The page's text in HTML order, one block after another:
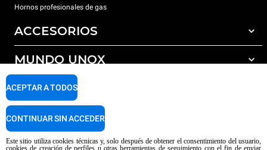
Hornos profesionales de gas
ACCESORIOS
Todos los accesorios
Detergentes para lavado automático
Detergentes para lavado manual
Tratamiento de agua con filtros de resina
MUNDO UNOX
Nuestras sedes en el mundo
SOPORTE
Garantía Unox
Este sitio utiliza cookies técnicas y, solo después de obtener el consentimiento del usuario,
cookies de creación de perfiles u otras herramientas de seguimiento con el fin de enviar
ACEPTAR A TODOS
CONTINUAR SIN ACCEDER